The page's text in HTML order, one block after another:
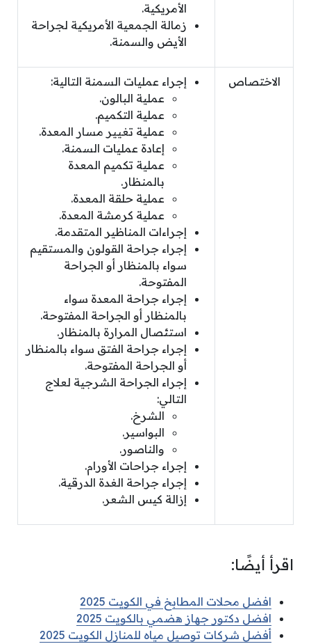
الأمريكية.
زمالة الجمعية الأمريكية لجراحة
الأيض والسمنة.
الاختصاص
إجراء عمليات السمنة التالية:
عملية البالون.
عملية التكميم.
عملية تغيير مسار المعدة.
إعادة عمليات السمنة.
عملية تكميم المعدة
بالمنظار.
عملية حلقة المعدة.
عملية كرمشة المعدة.
إجراءات المناظير المتقدمة.
إجراء جراحة القولون والمستقيم
سواء بالمنظار أو الجراحة
المفتوحة.
إجراء جراحة المعدة سواء
بالمنظار أو الجراحة المفتوحة.
استئصال المرارة بالمنظار.
إجراء جراحة الفتق سواء بالمنظار
أو الجراحة المفتوحة.
إجراء الجراحة الشرجية لعلاج
التالي:
الشرخ.
البواسير.
والناصور.
إجراء جراحات الأورام.
إجراء جراحة الغدة الدرقية.
إزالة كيس الشعر.
اقرأ أيضًا:
افضل محلات المطابخ في الكويت 2025
افضل دكتور جهاز هضمي بالكويت 2025
أفضل شركات توصيل مياه للمنازل الكويت 2025